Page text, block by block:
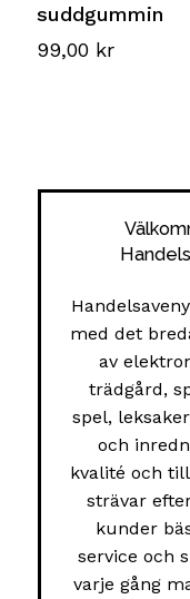
suddgummin
99,00 kr
med det
av
trädgård,
spel,
och
kvalité och
strävar
kunder
service och
varje gång